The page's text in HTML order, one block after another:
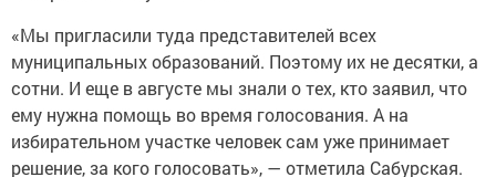
«Мы пригласили туда представителей всех
муниципальных образований. Поэтому их не десятки, а
сотни. И еще в августе мы знали о тех, кто заявил, что
ему нужна помощь во время голосования. А на
избирательном участке человек сам уже принимает
решение, за кого голосовать», — отметила Сабурская.